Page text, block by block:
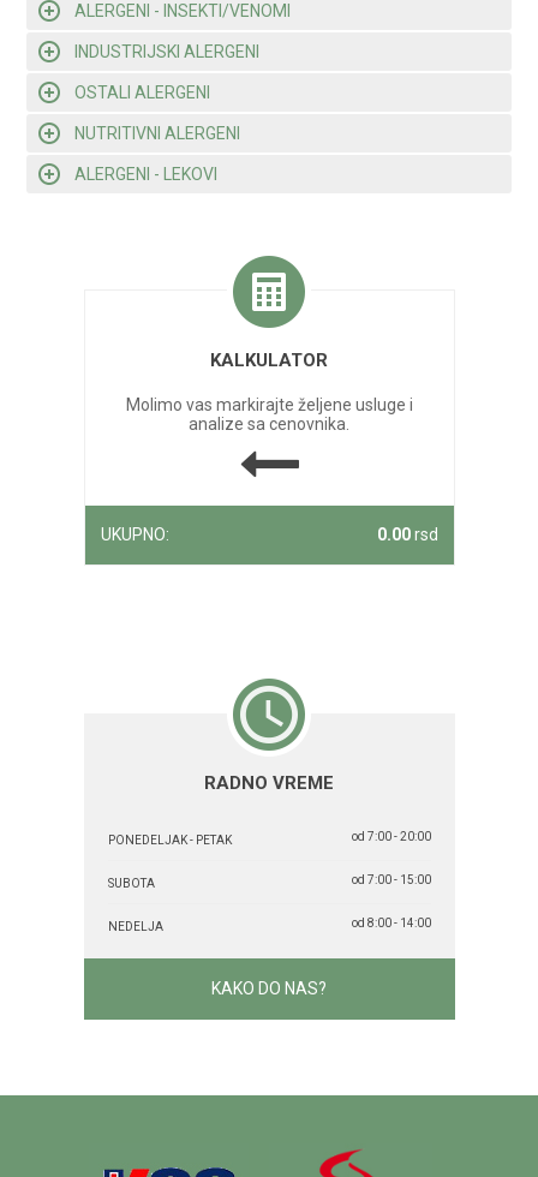
ALERGENI - INSEKTI/VENOMI
INDUSTRIJSKI ALERGENI
OSTALI ALERGENI
NUTRITIVNI ALERGENI
ALERGENI - LEKOVI
KALKULATOR
Molimo vas markirajte željene usluge i
analize sa cenovnika.
UKUPNO: 0.00rsd
RADNO VREME
PONEDELJAK - PETAK od 7:00 - 20:00
SUBOTA od 7:00 - 15:00
NEDELJA od 8:00 - 14:00
KAKO DO NAS?